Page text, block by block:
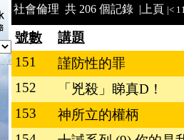
社會倫理 共 206 個記錄 | 上頁 |<
號數
講題
151
謹防性的罪
152
「兇殺」睇真D！
153
神所立的權柄